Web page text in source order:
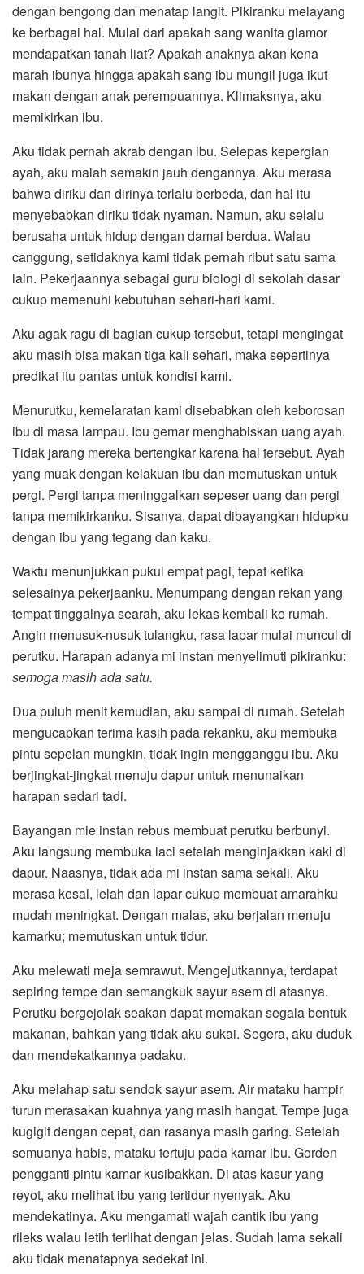
dengan bengong dan menatap langit. Pikiranku melayang
ke berbagai hal. Mulai dari apakah sang wanita glamor
mendapatkan tanah liat? Apakah anaknya akan kena
marah ibunya hingga apakah sang ibu mungil juga ikut
makan dengan anak perempuannya. Klimaksnya, aku
memikirkan ibu.
Aku tidak pernah akrab dengan ibu. Selepas kepergian
ayah, aku malah semakin jauh dengannya. Aku merasa
bahwa diriku dan dirinya terlalu berbeda, dan hal itu
menyebabkan diriku tidak nyaman. Namun, aku selalu
berusaha untuk hidup dengan damai berdua. Walau
canggung, setidaknya kami tidak pernah ribut satu sama
lain. Pekerjaannya sebagai guru biologi di sekolah dasar
cukup memenuhi kebutuhan sehari-hari kami.
Aku agak ragu di bagian cukup tersebut, tetapi mengingat
aku masih bisa makan tiga kali sehari, maka sepertinya
predikat itu pantas untuk kondisi kami.
Menurutku, kemelaratan kami disebabkan oleh keborosan
ibu di masa lampau. Ibu gemar menghabiskan uang ayah.
Tidak jarang mereka bertengkar karena hal tersebut. Ayah
yang muak dengan kelakuan ibu dan memutuskan untuk
pergi. Pergi tanpa meninggalkan sepeser uang dan pergi
tanpa memikirkanku. Sisanya, dapat dibayangkan hidupku
dengan ibu yang tegang dan kaku.
Waktu menunjukkan pukul empat pagi, tepat ketika
selesainya pekerjaanku. Menumpang dengan rekan yang
tempat tinggalnya searah, aku lekas kembali ke rumah.
Angin menusuk-nusuk tulangku, rasa lapar mulai muncul di
perutku. Harapan adanya mi instan menyelimuti pikiranku:
semoga masih ada satu.
Dua puluh menit kemudian, aku sampai di rumah. Setelah
mengucapkan terima kasih pada rekanku, aku membuka
pintu sepelan mungkin, tidak ingin mengganggu ibu. Aku
berjingkat-jingkat menuju dapur untuk menunaikan
harapan sedari tadi.
Bayangan mie instan rebus membuat perutku berbunyi.
Aku langsung membuka laci setelah menginjakkan kaki di
dapur. Naasnya, tidak ada mi instan sama sekali. Aku
merasa kesal, lelah dan lapar cukup membuat amarahku
mudah meningkat. Dengan malas, aku berjalan menuju
kamarku; memutuskan untuk tidur.
Aku melewati meja semrawut. Mengejutkannya, terdapat
sepiring tempe dan semangkuk sayur asem di atasnya.
Perutku bergejolak seakan dapat memakan segala bentuk
makanan, bahkan yang tidak aku sukai. Segera, aku duduk
dan mendekatkannya padaku.
Aku melahap satu sendok sayur asem. Air mataku hampir
turun merasakan kuahnya yang masih hangat. Tempe juga
kugigit dengan cepat, dan rasanya masih garing. Setelah
semuanya habis, mataku tertuju pada kamar ibu. Gorden
pengganti pintu kamar kusibakkan. Di atas kasur yang
reyot, aku melihat ibu yang tertidur nyenyak. Aku
mendekatinya. Aku mengamati wajah cantik ibu yang
rileks walau letih terlihat dengan jelas. Sudah lama sekali
aku tidak menatapnya sedekat ini.